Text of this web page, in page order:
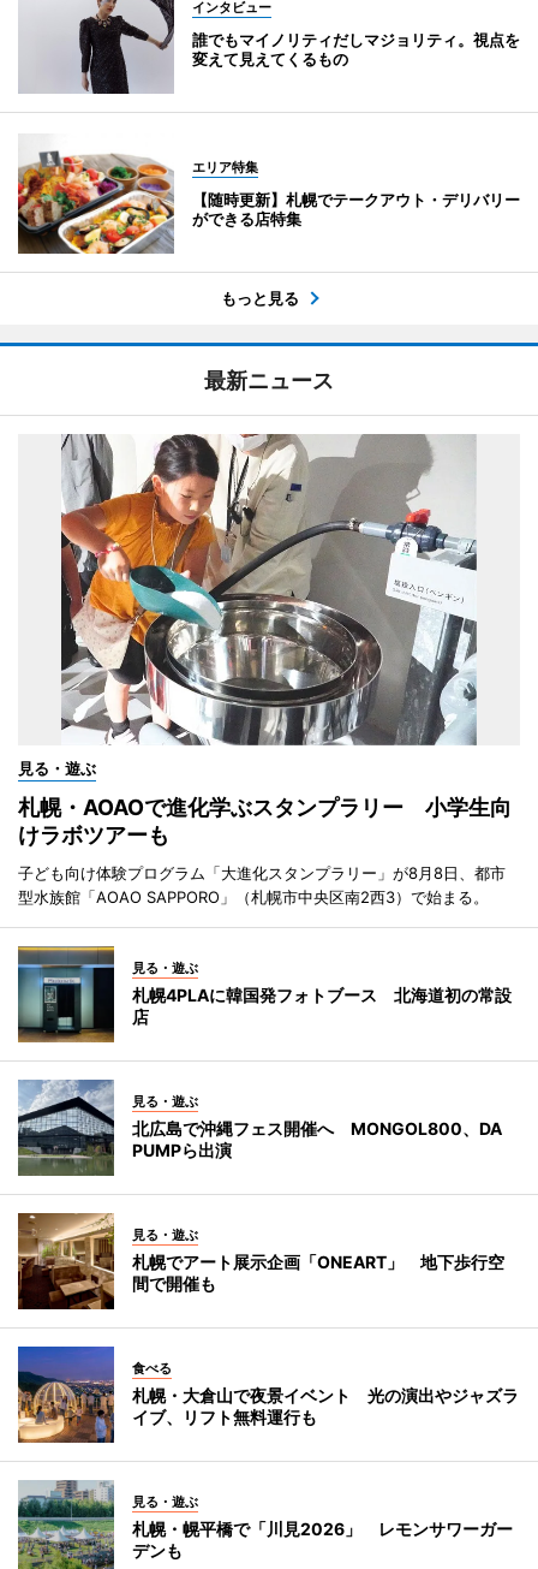
インタビュー
誰でもマイノリティだしマジョリティ。視点を
変えて見えてくるもの
エリア特集
【随時更新】札幌でテークアウト・デリバリー
ができる店特集
もっと見る
最新ニュース
見る・遊ぶ
札幌・AOAOで進化学ぶスタンプラリー 小学生向
けラボツアーも
子ども向け体験プログラム「大進化スタンプラリー」が8月8日、都市
型水族館「AOAO SAPPORO」（札幌市中央区南2西3）で始まる。
見る・遊ぶ
札幌4PLAに韓国発フォトブース 北海道初の常設
店
見る・遊ぶ
北広島で沖縄フェス開催へ MONGOL800、DA
PUMPら出演
見る・遊ぶ
札幌でアート展示企画「ONEART」 地下歩行空
間で開催も
食べる
札幌・大倉山で夜景イベント 光の演出やジャズラ
イブ、リフト無料運行も
見る・遊ぶ
札幌・幌平橋で「川見2026」 レモンサワーガー
デンも